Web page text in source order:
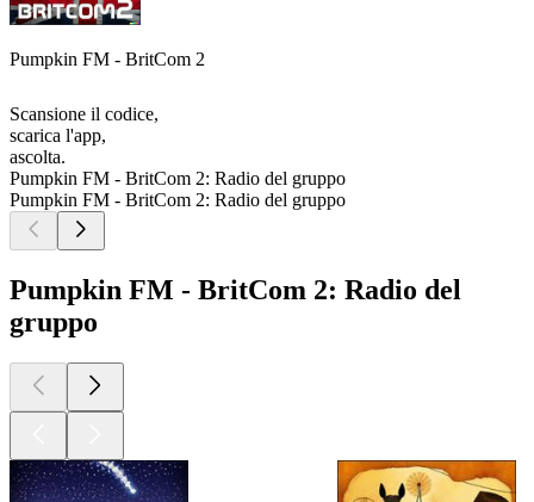
Pumpkin FM - BritCom 2
Scansione il codice,
scarica l'app,
ascolta.
Pumpkin FM - BritCom 2: Radio del gruppo
Pumpkin FM - BritCom 2: Radio del gruppo
Pumpkin FM - BritCom 2: Radio del
gruppo